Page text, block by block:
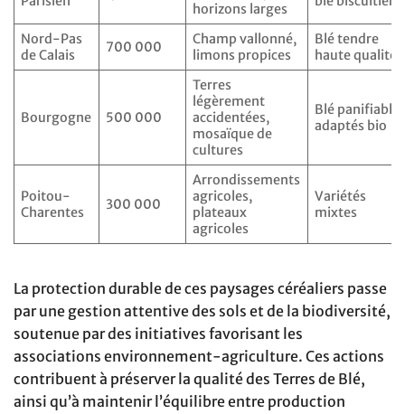
horizons larges
Nord-Pas
de Calais
700 000
Champ vallonné,
limons propices
Blé tendre
haute qualité
Bourgogne 500 000
Terres
légèrement
accidentées,
mosaïque de
cultures
Blé panifiable,
adaptés bio
Poitou-
Charentes
300 000
Arrondissements
agricoles,
plateaux
agricoles
Variétés
mixtes
La protection durable de ces paysages céréaliers passe
par une gestion attentive des sols et de la biodiversité,
soutenue par des initiatives favorisant les
associations environnement-agriculture. Ces actions
contribuent à préserver la qualité des Terres de Blé,
ainsi qu’à maintenir l’équilibre entre production